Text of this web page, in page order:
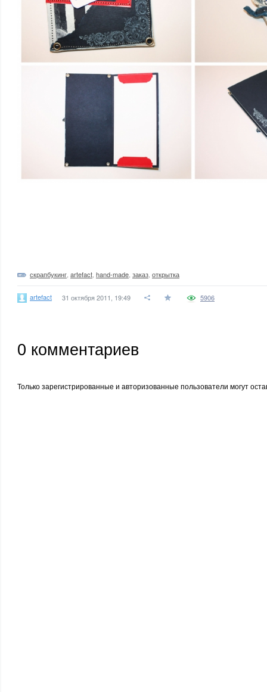
скрапбукинг artefact hand-made заказ открытка
artefact 31 октября 2011, 19:49 5906
0 комментариев
Только зарегистрированные и авторизованные пользователи могут